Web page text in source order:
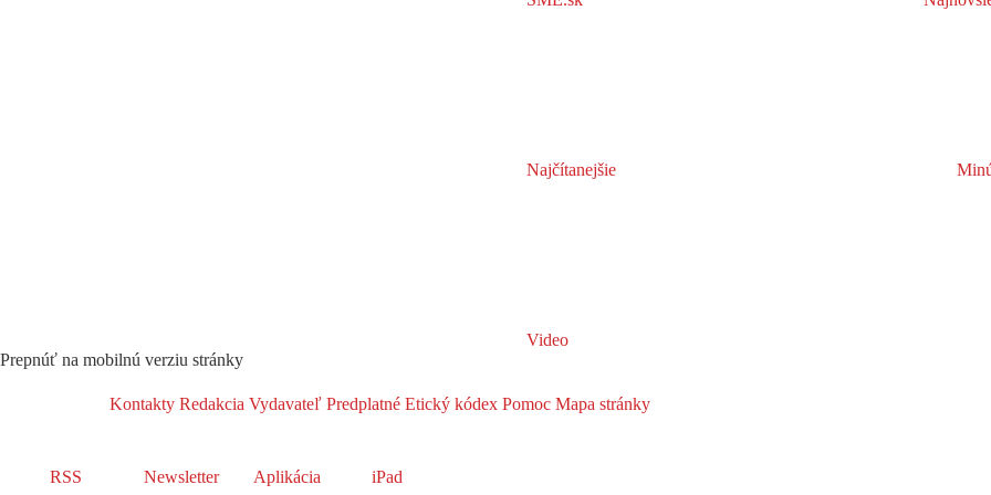
Najčítanejšie
Video
Prepnúť na mobilnú verziu stránky
Kontakty Redakcia Vydavateľ Predplatné Etický kódex Pomoc Mapa stránky
RSS Newsletter Aplikácia iPad